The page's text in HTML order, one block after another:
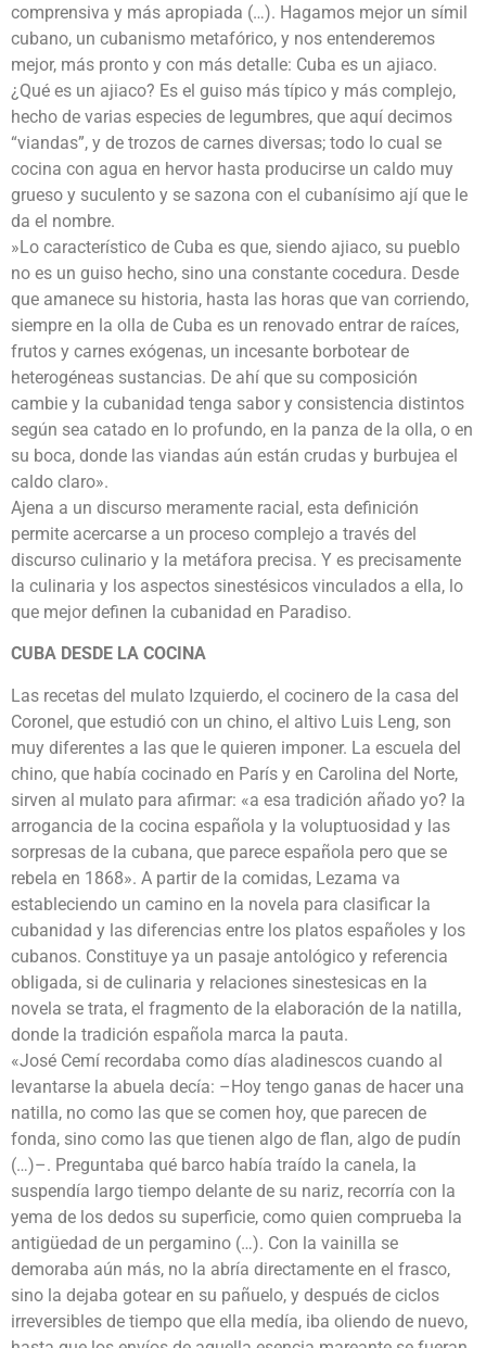
comprensiva y más apropiada (…). Hagamos mejor un símil
cubano, un cubanismo metafórico, y nos entenderemos
mejor, más pronto y con más detalle: Cuba es un ajiaco.
¿Qué es un ajiaco? Es el guiso más típico y más complejo,
hecho de varias especies de legumbres, que aquí decimos
“viandas”, y de trozos de carnes diversas; todo lo cual se
cocina con agua en hervor hasta producirse un caldo muy
grueso y suculento y se sazona con el cubanísimo ají que le
da el nombre.
»Lo característico de Cuba es que, siendo ajiaco, su pueblo
no es un guiso hecho, sino una constante cocedura. Desde
que amanece su historia, hasta las horas que van corriendo,
siempre en la olla de Cuba es un renovado entrar de raíces,
frutos y carnes exógenas, un incesante borbotear de
heterogéneas sustancias. De ahí que su composición
cambie y la cubanidad tenga sabor y consistencia distintos
según sea catado en lo profundo, en la panza de la olla, o en
su boca, donde las viandas aún están crudas y burbujea el
caldo claro».
Ajena a un discurso meramente racial, esta definición
permite acercarse a un proceso complejo a través del
discurso culinario y la metáfora precisa. Y es precisamente
la culinaria y los aspectos sinestésicos vinculados a ella, lo
que mejor definen la cubanidad en Paradiso.
CUBA DESDE LA COCINA
Las recetas del mulato Izquierdo, el cocinero de la casa del
Coronel, que estudió con un chino, el altivo Luis Leng, son
muy diferentes a las que le quieren imponer. La escuela del
chino, que había cocinado en París y en Carolina del Norte,
sirven al mulato para afirmar: «a esa tradición añado yo? la
arrogancia de la cocina española y la voluptuosidad y las
sorpresas de la cubana, que parece española pero que se
rebela en 1868». A partir de la comidas, Lezama va
estableciendo un camino en la novela para clasificar la
cubanidad y las diferencias entre los platos españoles y los
cubanos. Constituye ya un pasaje antológico y referencia
obligada, si de culinaria y relaciones sinestesicas en la
novela se trata, el fragmento de la elaboración de la natilla,
donde la tradición española marca la pauta.
«José Cemí recordaba como días aladinescos cuando al
levantarse la abuela decía: –Hoy tengo ganas de hacer una
natilla, no como las que se comen hoy, que parecen de
fonda, sino como las que tienen algo de flan, algo de pudín
(…)–. Preguntaba qué barco había traído la canela, la
suspendía largo tiempo delante de su nariz, recorría con la
yema de los dedos su superficie, como quien comprueba la
antigüedad de un pergamino (…). Con la vainilla se
demoraba aún más, no la abría directamente en el frasco,
sino la dejaba gotear en su pañuelo, y después de ciclos
irreversibles de tiempo que ella medía, iba oliendo de nuevo,